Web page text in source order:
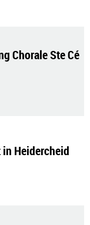
Chorale Ste Cé
Heidercheid